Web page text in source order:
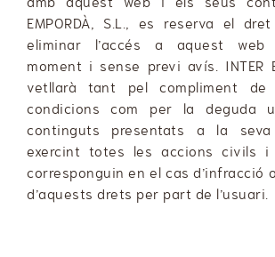
EMPORDÀ, S.L., es reserva el
eliminar l’accés a aquest web
moment i sense previ avís. INTER
vetllarà tant pel compliment
condicions com per la deguda
continguts presentats a la
exercint totes les accions civils
corresponguin en el cas d’infracció
d’aquests drets per part de l’usuari.